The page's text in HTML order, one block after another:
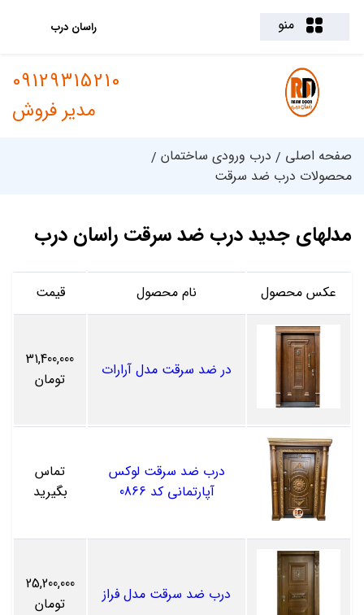
منو راسان درب
09129315210
مدیر فروش
صفحه اصلی
درب ورودی ساختمان
محصولات درب ضد سرقت
مدلهای جدید درب ضد سرقت راسان درب
عکس محصول نام محصول قیمت
در ضد سرقت مدل آرارات
31,400,000
تومان
درب ضد سرقت لوکس
آپارتمانی کد 0866
تماس
بگیرید
درب ضد سرقت مدل فراز
25,200,000
تومان